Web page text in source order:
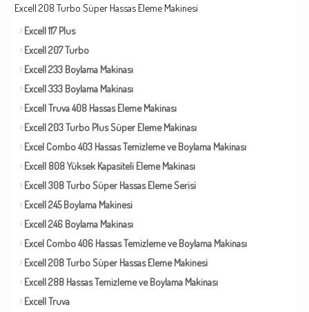
Excell 208 Turbo Süper Hassas Eleme Makinesi
Excell 117 Plus
Excell 207 Turbo
Excell 233 Boylama Makinası
Excell 333 Boylama Makinası
Excell Truva 408 Hassas Eleme Makinası
Excell 203 Turbo Plus Süper Eleme Makinası
Excel Combo 403 Hassas Temizleme ve Boylama Makinası
Excell 808 Yüksek Kapasiteli Eleme Makinası
Excell 308 Turbo Süper Hassas Eleme Serisi
Excell 245 Boylama Makinesi
Excell 246 Boylama Makinası
Excel Combo 406 Hassas Temizleme ve Boylama Makinası
Excell 208 Turbo Süper Hassas Eleme Makinesi
Excell 288 Hassas Temizleme ve Boylama Makinası
Excell Truva